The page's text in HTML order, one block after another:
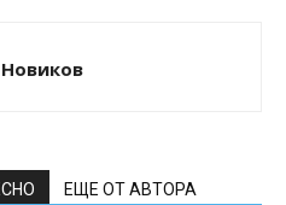
ЕЩЕ ОТ АВТОРА